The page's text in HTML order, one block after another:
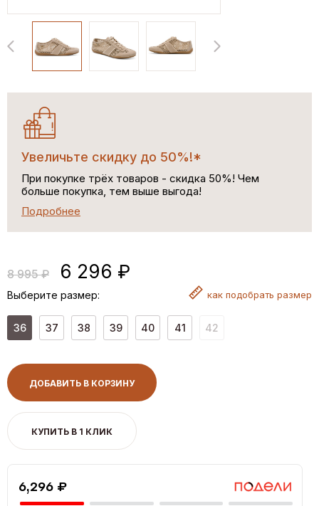
Увеличьте скидку до 50%!*
При покупке трёх товаров - скидка 50%! Чем
больше покупка, тем выше выгода!
Подробнее
8 995 ₽ 6 296 ₽
Выберите размер: как подобрать размер
36 37 38 39 40 41 42
ДОБАВИТЬ В КОРЗИНУ
КУПИТЬ В 1 КЛИК
6,296 ₽